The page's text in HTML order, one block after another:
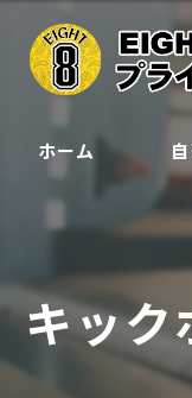
ホーム
キック